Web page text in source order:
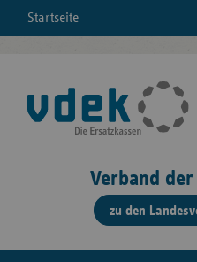
Startseite
Verband der
zu den